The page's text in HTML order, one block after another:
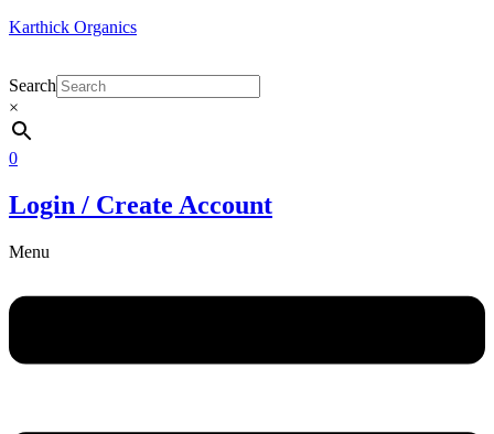
Karthick Organics
Search
×
0
Login / Create Account
Menu